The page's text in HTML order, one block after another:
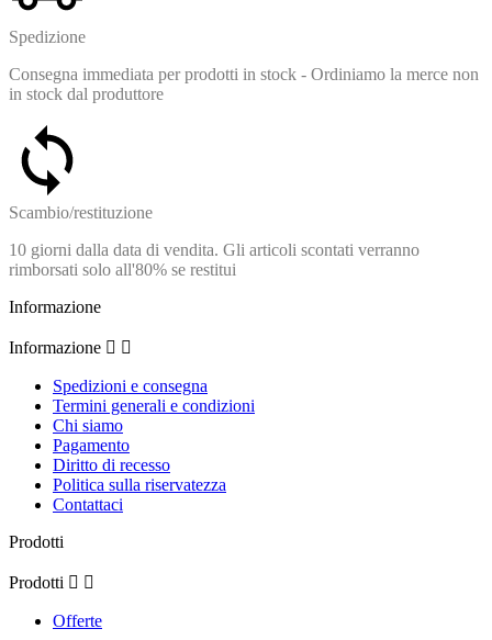
Spedizione
Consegna immediata per prodotti in stock - Ordiniamo la merce non
in stock dal produttore
Scambio/restituzione
10 giorni dalla data di vendita. Gli articoli scontati verranno
rimborsati solo all'80% se restitui
Informazione
Informazione  
Spedizioni e consegna
Termini generali e condizioni
Chi siamo
Pagamento
Diritto di recesso
Politica sulla riservatezza
Contattaci
Prodotti
Prodotti  
Offerte